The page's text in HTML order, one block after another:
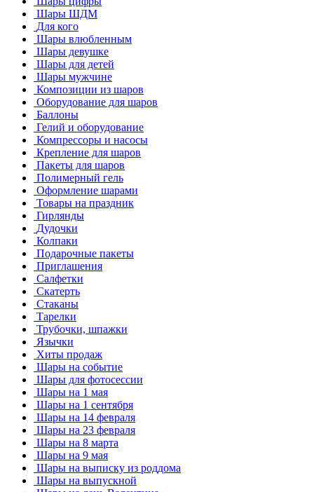
Шары ШДМ
Для кого
Шары влюбленным
Шары девушке
Шары для детей
Шары мужчине
Композиции из шаров
Оборудование для шаров
Баллоны
Гелий и оборудование
Компрессоры и насосы
Крепление для шаров
Пакеты для шаров
Полимерный гель
Оформление шарами
Товары на праздник
Гирлянды
Дудочки
Колпаки
Подарочные пакеты
Приглашения
Салфетки
Скатерть
Стаканы
Тарелки
Трубочки, шпажки
Язычки
Хиты продаж
Шары на событие
Шары для фотосессии
Шары на 1 мая
Шары на 1 сентября
Шары на 14 февраля
Шары на 23 февраля
Шары на 8 марта
Шары на 9 мая
Шары на выписку из роддома
Шары на выпускной